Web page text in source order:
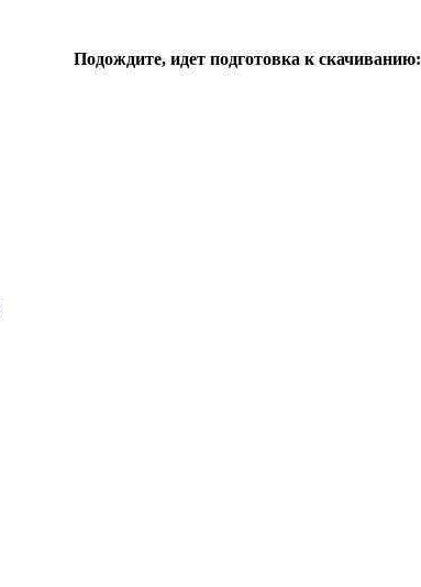
Подождите, идет подготовка к скачиванию: